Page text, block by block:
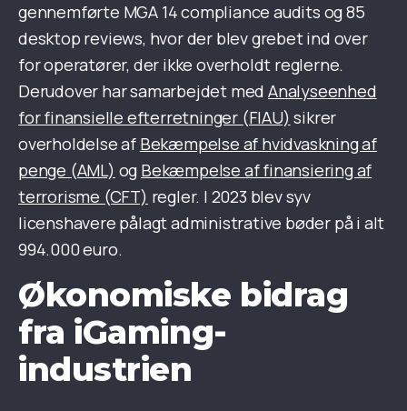
gennemførte MGA 14 compliance audits og 85
desktop reviews, hvor der blev grebet ind over
for operatører, der ikke overholdt reglerne.
Derudover har samarbejdet medAnalyseenhed
for finansielle efterretninger (FIAU) sikrer
overholdelse af Bekæmpelse af hvidvaskning af
penge (AML) og Bekæmpelse af finansiering af
terrorisme (CFT) regler. I 2023 blev syv
licenshavere pålagt administrative bøder på i alt
994.000 euro.
Økonomiske bidrag
fra iGaming-
industrien